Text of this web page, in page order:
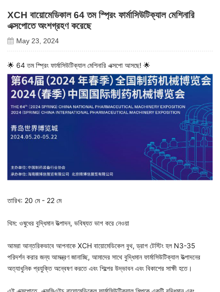
XCH বায়োমেডিকাল 64 তম স্প্রিং ফার্মাসিউটিক্যাল মেশিনারি
এক্সপোতে অংশগ্রহণ করেছে
May 23, 2024
🌟 64 তম স্প্রিং ফার্মাসিউটিক্যাল মেশিনারি এক্সপো আসছে! 🌟
তারিখ: 20 মে - 22 মে
থিম: ওষুধের বুদ্ধিমান উত্পাদন, ভবিষ্যত ভাগ করে নেওয়া
আমরা আন্তরিকভাবে আপনাকে XCH বায়োমেডিকেল বুথ, ড্রাগ টেস্টিং হল N3-35
পরিদর্শন করার জন্য আমন্ত্রণ জানাচ্ছি, আমাদের সাথে বুদ্ধিমান ফার্মাসিউটিক্যাল উত্পাদনের
অত্যাধুনিক প্রযুক্তি অন্বেষণ করতে এবং শিল্পের উদ্ভাবন এবং বিকাশের সাক্ষী হতে।